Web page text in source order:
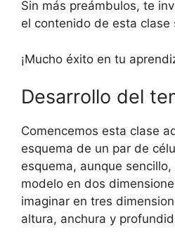
Sin más preámbulos, te
el contenido de esta clase
¡Mucho éxito en tu
Desarrollo del
Comencemos esta clase
esquema de un par de
esquema, aunque
modelo en dos
imaginar en tres
altura, anchura y